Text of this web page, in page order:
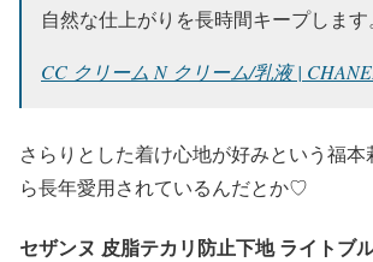
自然な仕上がりを長時間キープします
CC クリーム N クリーム/乳液 |
さらりとした着け心地が好みという福
ら長年愛用されているんだとか♡
セザンヌ 皮脂テカリ防止下地 ライトブ